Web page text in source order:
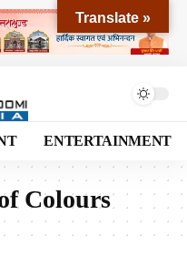
ENTERTAINMENT
Colours
Translate »